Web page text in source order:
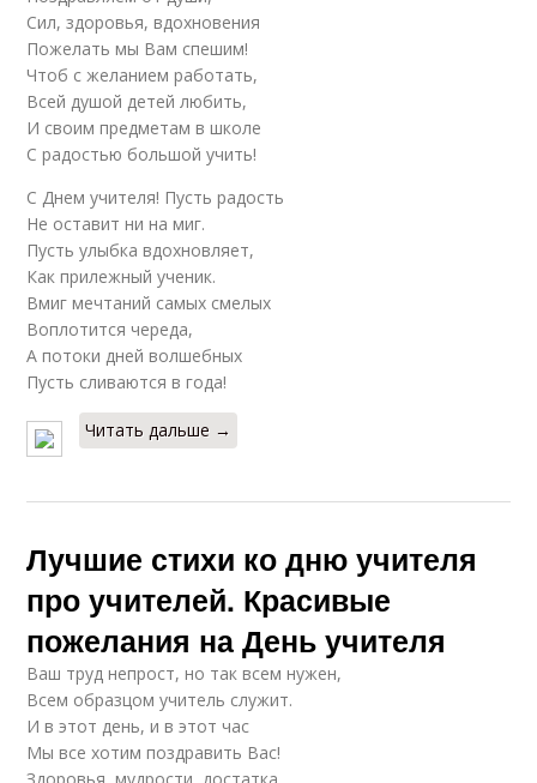
Сил, здоровья, вдохновения
Пожелать мы Вам спешим!
Чтоб с желанием работать,
Всей душой детей любить,
И своим предметам в школе
С радостью большой учить!
С Днем учителя! Пусть радость
Не оставит ни на миг.
Пусть улыбка вдохновляет,
Как прилежный ученик.
Вмиг мечтаний самых смелых
Воплотится череда,
А потоки дней волшебных
Пусть сливаются в года!
Читать дальше →
Лучшие стихи ко дню учителя
про учителей. Красивые
пожелания на День учителя
Ваш труд непрост, но так всем нужен,
Всем образцом учитель служит.
И в этот день, и в этот час
Мы все хотим поздравить Вас!